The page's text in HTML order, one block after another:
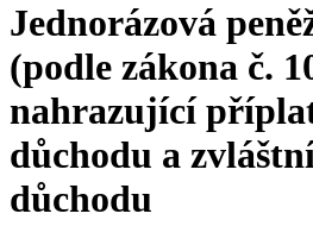
Jednorázová
(podle zákona č.
nahrazující
důchodu a
důchodu